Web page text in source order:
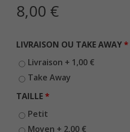
8,00 €
LIVRAISON OU TAKE AWAY
Livraison + 1,00 €
Take Away
TAILLE
Petit
Moyen + 2,00 €